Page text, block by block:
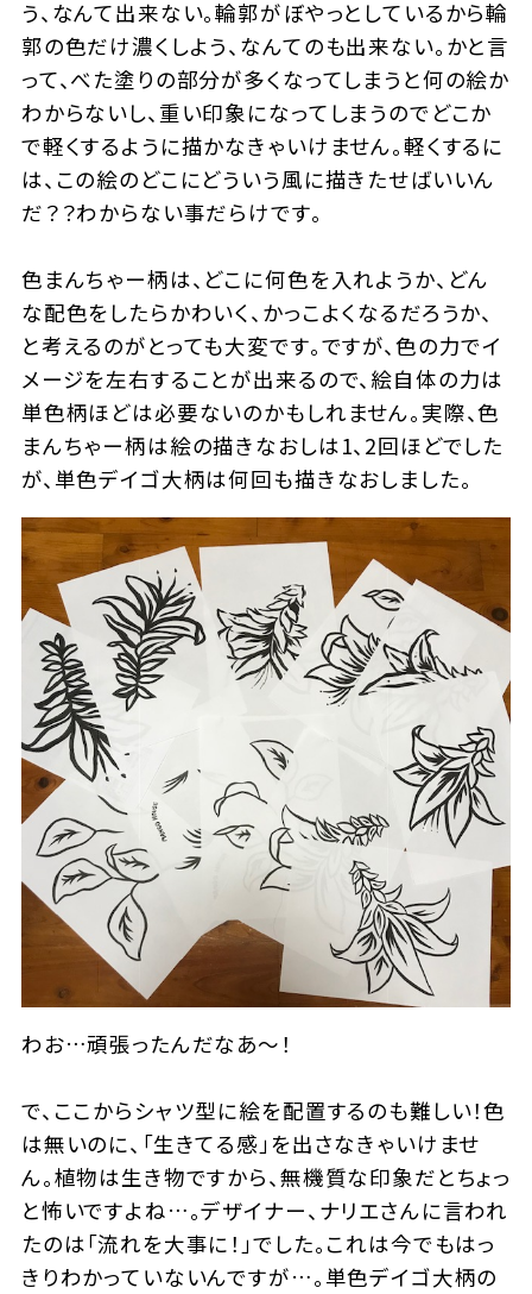
う、なんて出来ない。輪郭がぼやっとしているから輪
郭の色だけ濃くしよう、なんてのも出来ない。かと言
って、べた塗りの部分が多くなってしまうと何の絵か
わからないし、重い印象になってしまうのでどこか
で軽くするように描かなきゃいけません。軽くするに
は、この絵のどこにどういう風に描きたせばいいん
だ？？わからない事だらけです。
色まんちゃー柄は、どこに何色を入れようか、どん
な配色をしたらかわいく、かっこよくなるだろうか、
と考えるのがとっても大変です。ですが、色の力でイ
メージを左右することが出来るので、絵自体の力は
単色柄ほどは必要ないのかもしれません。実際、色
まんちゃー柄は絵の描きなおしは1、2回ほどでした
が、単色デイゴ大柄は何回も描きなおしました。
わお…頑張ったんだなあ～！
で、ここからシャツ型に絵を配置するのも難しい！色
は無いのに、「生きてる感」を出さなきゃいけませ
ん。植物は生き物ですから、無機質な印象だとちょっ
と怖いですよね…。デザイナー、ナリエさんに言われ
たのは「流れを大事に！」でした。これは今でもはっ
きりわかっていないんですが…。単色デイゴ大柄の